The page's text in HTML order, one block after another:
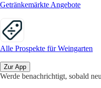
Getränkemärkte Angebote
Alle Prospekte für Weingarten
Zur App
Werde benachrichtigt, sobald